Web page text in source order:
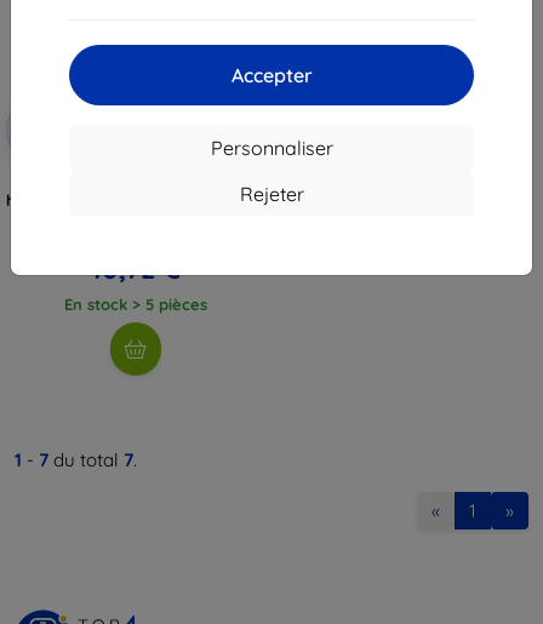
Accepter
Personnaliser
Rejeter
Réduction
3mk FlexibleGlass Verre trempé
hybride pour Motorola Moto G 5G
10,72 €
En stock > 5 pièces
1 - 7 du total 7.
« 1 »